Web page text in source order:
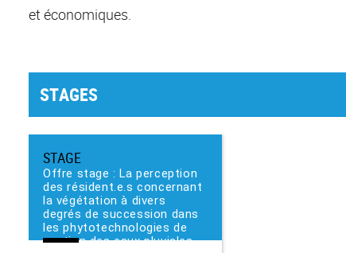
et économiques.
STAGES
STAGE
Offre stage : La perception
des résident.e.s concernant
la végétation à divers
degrés de succession dans
les phytotechnologies de
gestion des eaux pluviales